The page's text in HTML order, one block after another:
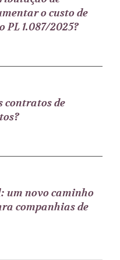
o custo de
PL 1.087/2025?
contratos de
um novo caminho
companhias de